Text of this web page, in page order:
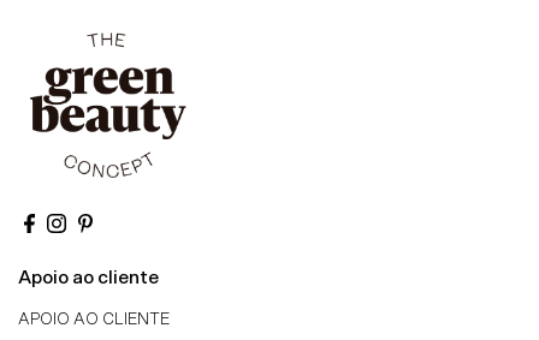
Apoio ao cliente
APOIO AO CLIENTE